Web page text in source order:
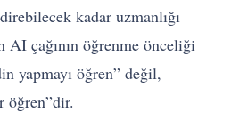
kadar uzmanlığı
AI çağının öğrenme önceliği
yapmayı öğren” değil,
öğren”dir.